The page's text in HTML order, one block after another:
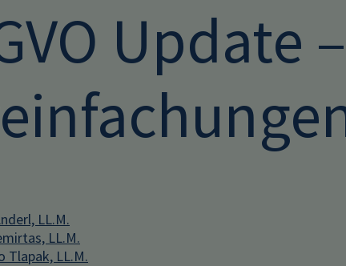
Update
LL.M.
LL.M.
Tlapak, LL.M.